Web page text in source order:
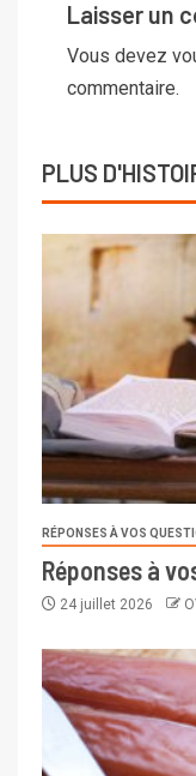
Laisser un
Vous devez
commentaire.
PLUS
RÉPONSES À VOS
Réponses à
24 juillet 2026